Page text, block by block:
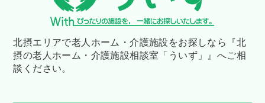
北摂エリアで老人ホーム・介護施設をお探しなら
『北
摂の老人ホーム・介護施設相談室「ういず」』へご相
談ください。